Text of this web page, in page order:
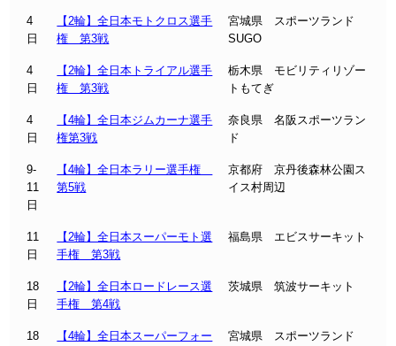
4
日
【2輪】全日本モトクロス選手
権 第3戦
宮城県 スポーツランド
SUGO
4
日
【2輪】全日本トライアル選手
権 第3戦
栃木県 モビリティリゾー
トもてぎ
4
日
【4輪】全日本ジムカーナ選手
権第3戦
奈良県 名阪スポーツラン
ド
9-
11
日
【4輪】全日本ラリー選手権
第5戦
京都府 京丹後森林公園ス
イス村周辺
11
日
【2輪】全日本スーパーモト選
手権 第3戦
福島県 エビスサーキット
18
日
【2輪】全日本ロードレース選
手権 第4戦
茨城県 筑波サーキット
18
【4輪】全日本スーパーフォー
宮城県 スポーツランド